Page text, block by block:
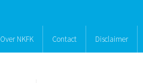
Over NKFK Contact Disclaimer